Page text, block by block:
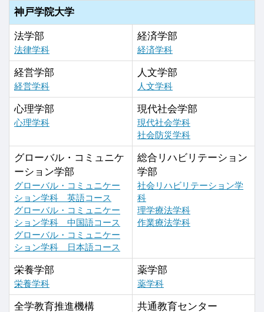
神戸学院大学
法学部
法律学科
経済学部
経済学科
経営学部
経営学科
人文学部
人文学科
心理学部
心理学科
現代社会学部
現代社会学科
社会防災学科
グローバル・コミュニケ
ーション学部
グローバル・コミュニケー
ション学科 英語コース
グローバル・コミュニケー
ション学科 中国語コース
グローバル・コミュニケー
ション学科 日本語コース
総合リハビリテーション
学部
社会リハビリテーション学
科
理学療法学科
作業療法学科
栄養学部
栄養学科
薬学部
薬学科
全学教育推進機構 共通教育センター